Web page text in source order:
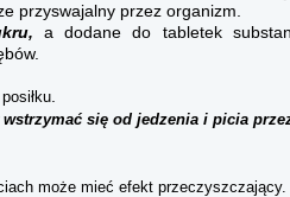
przyswajalny przez organizm.
a dodane do tabletek
się od jedzenia i picia
może mieć efekt przeczyszczający.